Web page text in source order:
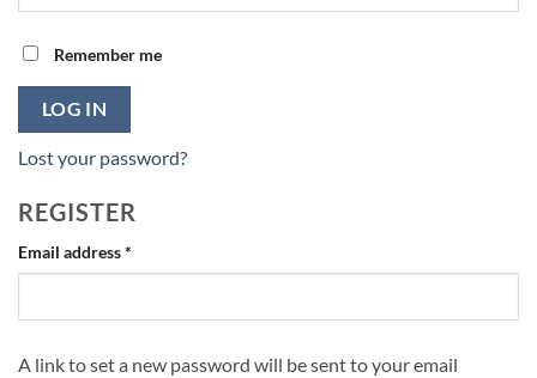
Remember me
LOG IN
Lost your password?
REGISTER
Email address*
A link to set a new password will be sent to your email